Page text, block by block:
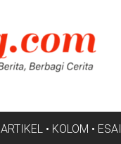
ARTIKEL • KOLOM • ESAI